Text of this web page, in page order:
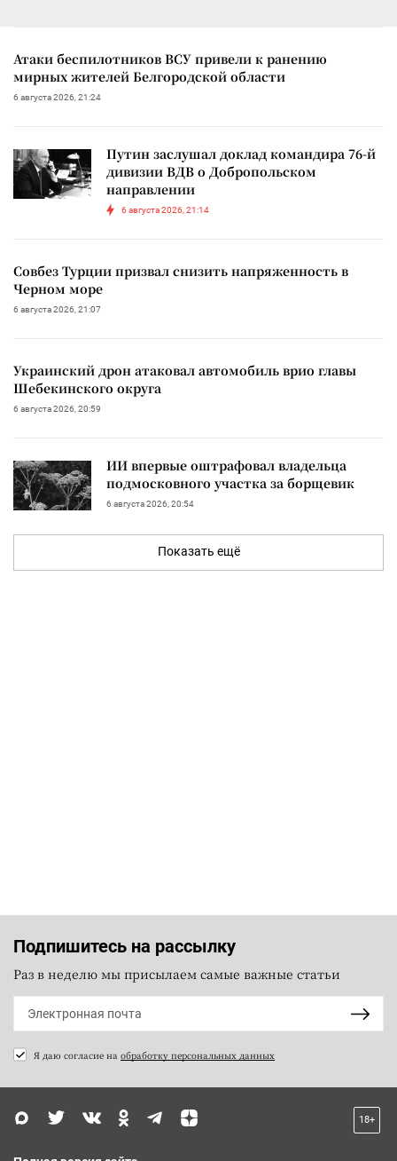
Атаки беспилотников ВСУ привели к ранению
мирных жителей Белгородской области
6 августа 2026, 21:24
Путин заслушал доклад командира 76-й
дивизии ВДВ о Добропольском
направлении
6 августа 2026, 21:14
Совбез Турции призвал снизить напряженность в
Черном море
6 августа 2026, 21:07
Украинский дрон атаковал автомобиль врио главы
Шебекинского округа
6 августа 2026, 20:59
ИИ впервые оштрафовал владельца
подмосковного участка за борщевик
6 августа 2026, 20:54
Показать ещё
Подпишитесь на рассылку
Раз в неделю мы присылаем самые важные статьи
Я даю согласие на обработку персональных данных
18+